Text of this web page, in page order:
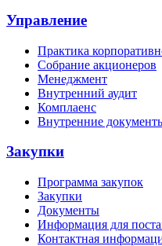
Управление
Практика
Собрание акционеров
Менеджмент
Внутренний аудит
Комплаенс
Внутренние
Закупки
Программа закупок
Закупки
Документы
Информация для
Контактная